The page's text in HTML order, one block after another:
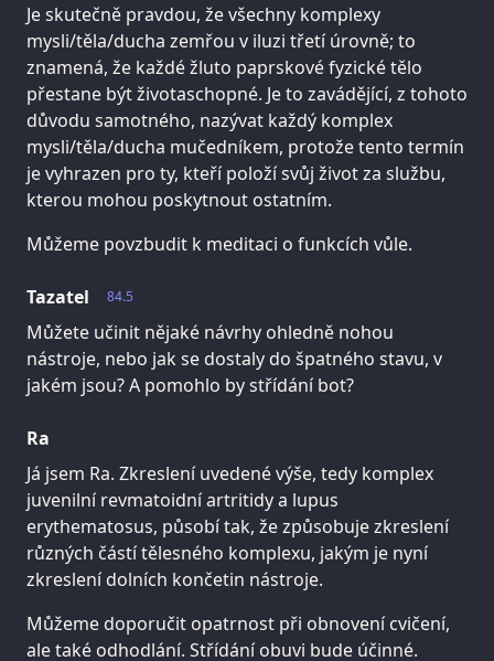
Je skutečně pravdou, že všechny komplexy
mysli/těla/ducha zemřou v iluzi třetí úrovně; to
znamená, že každé žluto paprskové fyzické tělo
přestane být životaschopné. Je to zavádějící, z tohoto
důvodu samotného, nazývat každý komplex
mysli/těla/ducha mučedníkem, protože tento termín
je vyhrazen pro ty, kteří položí svůj život za službu,
kterou mohou poskytnout ostatním.
Můžeme povzbudit k meditaci o funkcích vůle.
84.5
Tazatel
Můžete učinit nějaké návrhy ohledně nohou
nástroje, nebo jak se dostaly do špatného stavu, v
jakém jsou? A pomohlo by střídání bot?
Ra
Já jsem Ra. Zkreslení uvedené výše, tedy komplex
juvenilní revmatoidní artritidy a lupus
erythematosus, působí tak, že způsobuje zkreslení
různých částí tělesného komplexu, jakým je nyní
zkreslení dolních končetin nástroje.
Můžeme doporučit opatrnost při obnovení cvičení,
ale také odhodlání. Střídání obuvi bude účinné.